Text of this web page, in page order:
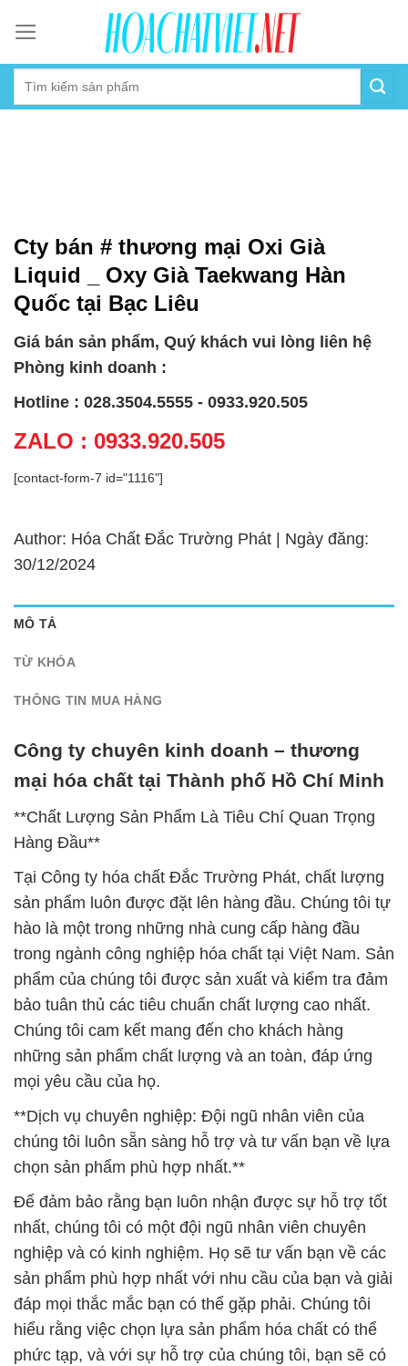
content
Cty bán # thương mại Oxi Già
Liquid _ Oxy Già Taekwang Hàn
Quốc tại Bạc Liêu
Giá bán sản phẩm, Quý khách vui lòng liên hệ
Phòng kinh doanh :
Hotline : 028.3504.5555 - 0933.920.505
ZALO : 0933.920.505
[contact-form-7 id="1116"]
Author: Hóa Chất Đắc Trường Phát | Ngày đăng:
30/12/2024
MÔ TẢ
TỪ KHÓA
THÔNG TIN MUA HÀNG
Công ty chuyên kinh doanh – thương
mại hóa chất tại Thành phố Hồ Chí Minh
**Chất Lượng Sản Phẩm Là Tiêu Chí Quan Trọng
Hàng Đầu**
Tại Công ty hóa chất Đắc Trường Phát, chất lượng
sản phẩm luôn được đặt lên hàng đầu. Chúng tôi tự
hào là một trong những nhà cung cấp hàng đầu
trong ngành công nghiệp hóa chất tại Việt Nam. Sản
phẩm của chúng tôi được sản xuất và kiểm tra đảm
bảo tuân thủ các tiêu chuẩn chất lượng cao nhất.
Chúng tôi cam kết mang đến cho khách hàng
những sản phẩm chất lượng và an toàn, đáp ứng
mọi yêu cầu của họ.
**Dịch vụ chuyên nghiệp: Đội ngũ nhân viên của
chúng tôi luôn sẵn sàng hỗ trợ và tư vấn bạn về lựa
chọn sản phẩm phù hợp nhất.**
Để đảm bảo rằng bạn luôn nhận được sự hỗ trợ tốt
nhất, chúng tôi có một đội ngũ nhân viên chuyên
nghiệp và có kinh nghiệm. Họ sẽ tư vấn bạn về các
sản phẩm phù hợp nhất với nhu cầu của bạn và giải
đáp mọi thắc mắc bạn có thể gặp phải. Chúng tôi
hiểu rằng việc chọn lựa sản phẩm hóa chất có thể
phức tạp, và với sự hỗ trợ của chúng tôi, bạn sẽ có